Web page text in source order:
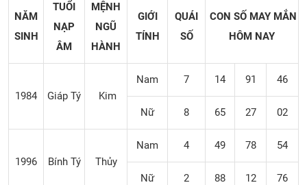
NĂM
SINH
TUỔI
NẠP
ÂM
MỆNH
NGŨ
HÀNH
GIỚI
TÍNH
QUÁI
SỐ
CON SỐ MAY MẮN
HÔM NAY
1984 Giáp Tý Kim
Nam 7 14 91 46
Nữ 8 65 27 02
1996 Bính Tý Thủy
Nam 4 49 78 54
Nữ 2 88 12 76